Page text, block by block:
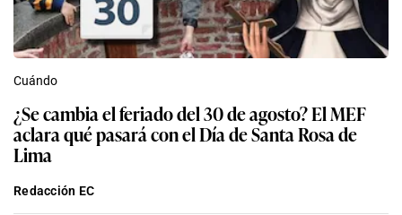
Cuándo
¿Se cambia el feriado del 30 de agosto? El MEF
aclara qué pasará con el Día de Santa Rosa de
Lima
Redacción EC